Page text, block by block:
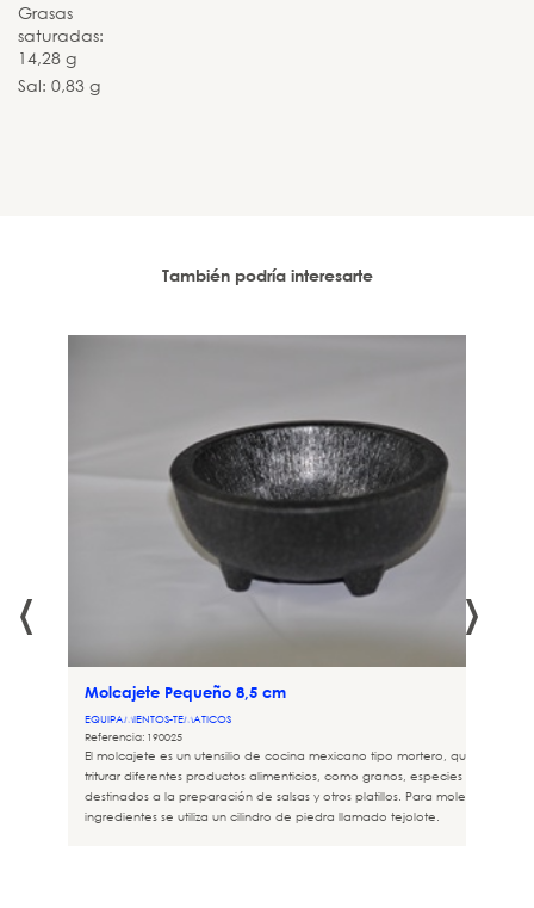
Grasas
saturadas:
14,28 g
Sal: 0,83 g
También podría interesarte
Molcajete Pequeño 8,5 cm
EQUIPAMIENTOS-TEMATICOS
Referencia: 190025
El molcajete es un utensilio de cocina mexicano tipo mortero, que se usa
triturar diferentes productos alimenticios, como granos, especies y
destinados a la preparación de salsas y otros platillos. Para moler los
ingredientes se utiliza un cilindro de piedra llamado tejolote.
‹ ›